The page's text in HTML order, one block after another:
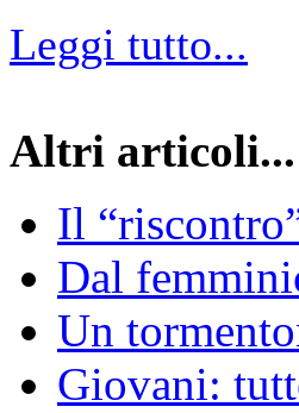
Leggi tutto...
Altri articoli...
Il
Dal
Un
Giovani: